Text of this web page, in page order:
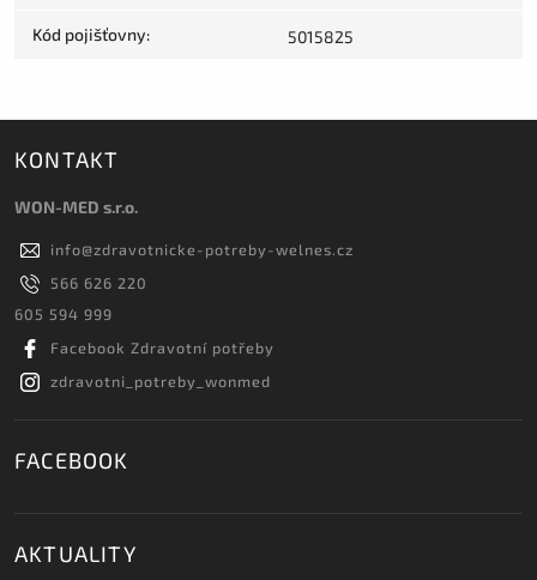
Kód pojišťovny: 5015825
KONTAKT
WON-MED s.r.o.
info@zdravotnicke-potreby-welnes.cz
566 626 220
605 594 999
Facebook Zdravotní potřeby
zdravotni_potreby_wonmed
FACEBOOK
AKTUALITY